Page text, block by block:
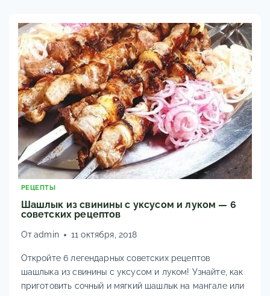
ДЛЯ
ЛЕТА!
КЛАССИЧЕСКАЯ,
ДИЕТИЧЕСКАЯ
(СО
СВЕКЛОЙ),
С
МЯСОМ,
КОЛБАСОЙ
И
МИНЕРАЛКОЙ
–
И
ВКУСНО
РЕЦЕПТЫ
Шашлык из свинины с уксусом и луком — 6
советских рецептов
Отadmin 11 октября, 2018
Откройте 6 легендарных советских рецептов
шашлыка из свинины с уксусом и луком! Узнайте, как
приготовить сочный и мягкий шашлык на мангале или